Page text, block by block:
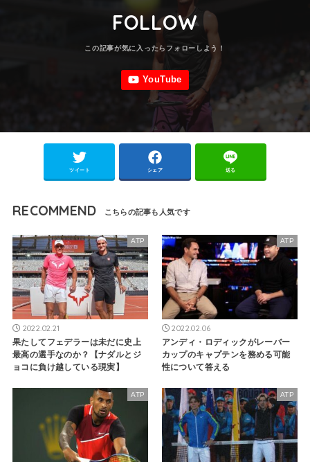
FOLLOW
ツイート シェア 送る
RECOMMEND
ATP
2022.02.21
果たしてフェデラーは未だに史上
最高の選手なのか？【ナダルとジ
ョコに負け越している現実】
ATP
2022.02.06
アンディ・ロディックがレーバー
カップのキャプテンを務める可能
性について答える
ATP ATP